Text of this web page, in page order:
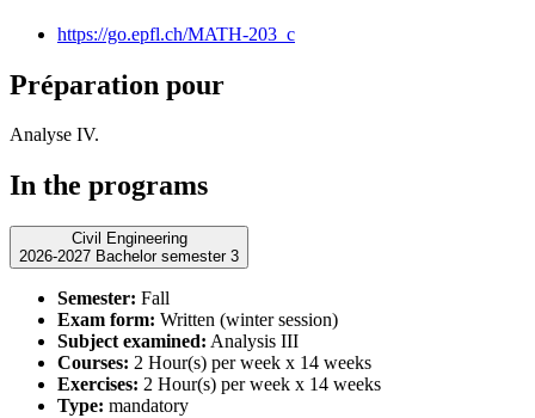
https://go.epfl.ch/MATH-203_c
Préparation pour
Analyse IV.
In the programs
Civil Engineering
2026-2027 Bachelor semester 3
Semester: Fall
Exam form: Written (winter session)
Subject examined: Analysis III
Courses: 2 Hour(s) per week x 14 weeks
Exercises: 2 Hour(s) per week x 14 weeks
Type: mandatory